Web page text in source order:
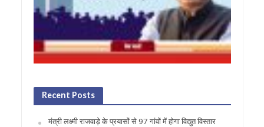
Recent Posts
मंत्री लक्ष्मी राजवाड़े के प्रयासों से 97 गांवों में होगा विद्युत विस्तार